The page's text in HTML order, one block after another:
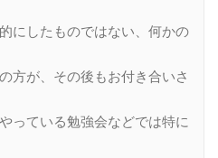
にしたものではない、何かの
方が、その後もお付き合いさ
っている勉強会などでは特に